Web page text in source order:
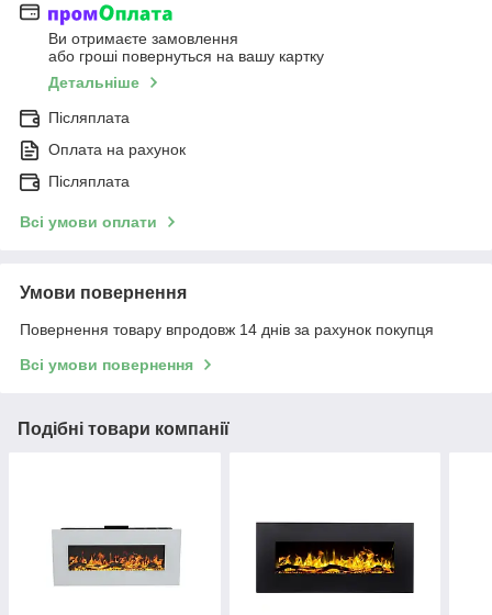
Ви отримаєте замовлення
або гроші повернуться на вашу картку
Детальніше
Післяплата
Оплата на рахунок
Післяплата
Всі умови оплати
Умови повернення
Повернення товару впродовж 14 днів за рахунок покупця
Всі умови повернення
Подібні товари компанії